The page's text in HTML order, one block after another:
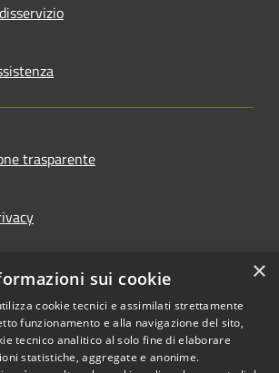
trasparente
accessibilità
Copyright © 2026 • Comune di
×
sui cookie
cookie tecnici e assimilati strettamente
funzionamento e alla navigazione del sito,
tecnico analitico al solo fine di elaborare
statistiche, aggregate e anonime.